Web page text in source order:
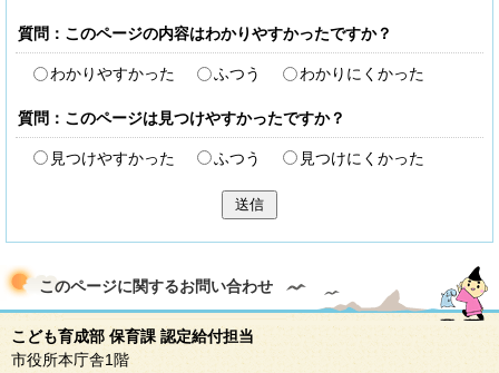
質問：このページの内容はわかりやすかったですか？
わかりやすかった ふつう わかりにくかった
質問：このページは見つけやすかったですか？
見つけやすかった ふつう 見つけにくかった
送信
このページに関するお問い合わせ
こども育成部 保育課 認定給付担当
市役所本庁舎1階